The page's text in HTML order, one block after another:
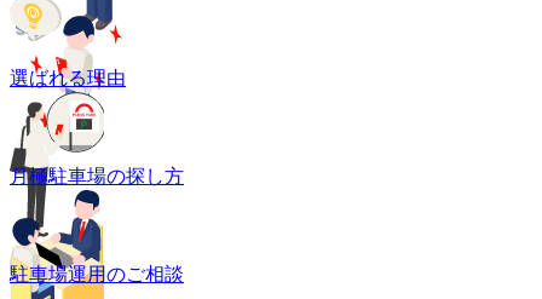
選ばれる理由
月極駐車場の探し方
駐車場運用のご相談